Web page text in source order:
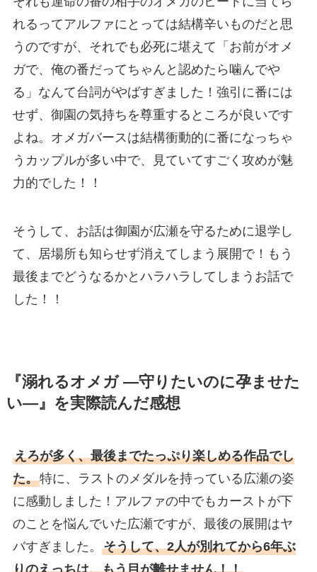
れるってアルファにとっては結構辛いものだと思
うのですが、それでも必死に堪えて「お前がオメ
ガで、俺の番だってちゃんと認めたら噛んでや
る」なんて台詞がやばすぎました！強引に番には
せず、御園の気持ちを尊重するところが良いです
よね。オメガバースは結構衝動的に番になっちゃ
うカップルが多い中で、見ていてすごく攻めが魅
力的でした！！
そうして、お話は御園が広瀬を守るために退学し
て、居場所も知らせず消えてしまう展開で！もう
最後までどうなるかとハラハラしてしまうお話で
した！！
『溺れるオメガ ―守りたいのに孕ませた
い―』を実際読んだ感想
えろが多く、最後までたっぷり楽しめる作品でし
た。特に、ラストのメダルを持っている広瀬の姿
に感動しました！アルファの中でもカーストが下
のことを悩んでいた広瀬ですが、最後の展開はヤ
バすぎました。 そうして、2人が別れてから6年ぶ